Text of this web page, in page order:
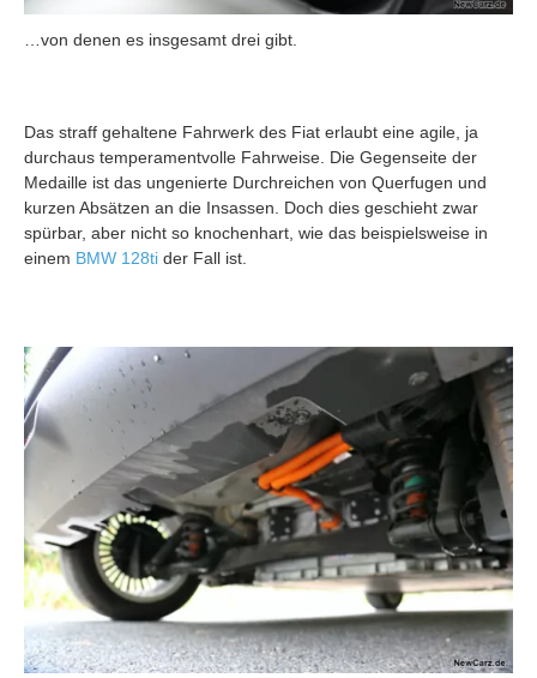
…von denen es insgesamt drei gibt.
Das straff gehaltene Fahrwerk des Fiat erlaubt eine agile, ja
durchaus temperamentvolle Fahrweise. Die Gegenseite der
Medaille ist das ungenierte Durchreichen von Querfugen und
kurzen Absätzen an die Insassen. Doch dies geschieht zwar
spürbar, aber nicht so knochenhart, wie das beispielsweise in
einem BMW 128ti der Fall ist.